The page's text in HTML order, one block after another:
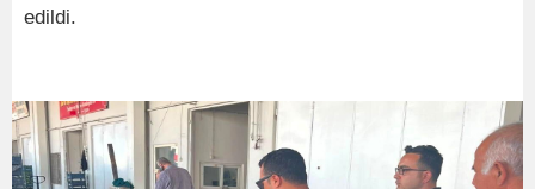
edildi.